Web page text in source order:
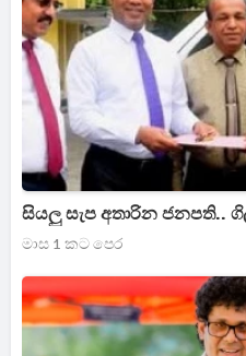
සියලු සැප අතාරින ජනපති..
මාස 1 කට පෙර